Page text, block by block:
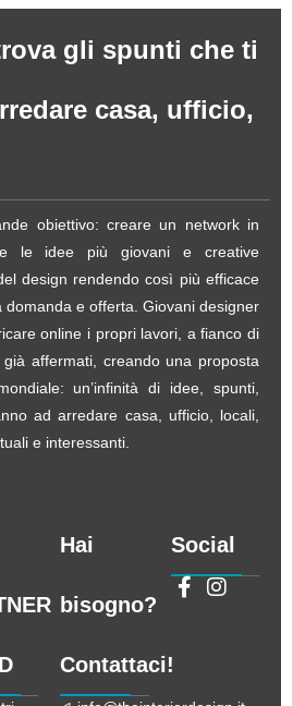
gli spunti che ti
casa, ufficio,
obiettivo: creare un network in
le idee più giovani e creative
design rendendo così più efficace
domanda e offerta. Giovani designer
online i propri lavori, a fianco di
affermati, creando una proposta
un’infinità di idee, spunti,
ad arredare casa, ufficio, locali,
e interessanti.
Hai
bisogno?
Contattaci!
Social